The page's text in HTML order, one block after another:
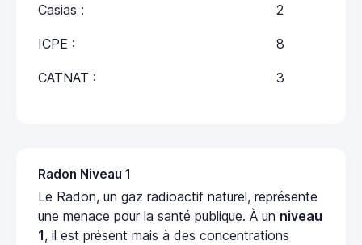
Casias : 2
ICPE : 8
CATNAT : 3
Radon Niveau 1
Le Radon, un gaz radioactif naturel, représente
une menace pour la santé publique. À un niveau
1, il est présent mais à des concentrations